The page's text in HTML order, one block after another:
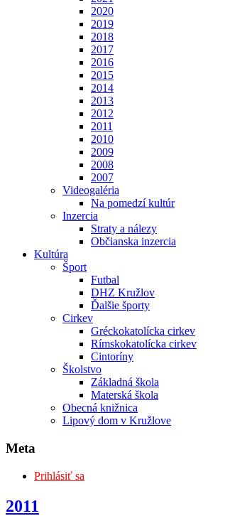
2020
2019
2018
2017
2016
2015
2014
2013
2012
2011
2010
2009
2008
2007
Videogaléria
Na pomedzí kultúr
Inzercia
Straty a nálezy
Občianska inzercia
Kultúra
Šport
Futbal
DHZ Kružlov
Ďalšie športy
Cirkev
Gréckokatolícka cirkev
Rímskokatolícka cirkev
Cintoríny
Školstvo
Základná škola
Materská škola
Obecná knižnica
Lipový dom v Kružlove
Meta
Prihlásiť sa
2011